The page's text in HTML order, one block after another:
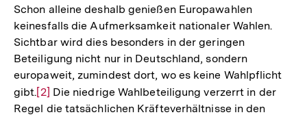
Schon alleine deshalb genießen Europawahlen
keinesfalls die Aufmerksamkeit nationaler Wahlen.
Sichtbar wird dies besonders in der geringen
Beteiligung nicht nur in Deutschland, sondern
europaweit, zumindest dort, wo es keine Wahlpflicht
gibt.Zur
Auflösung
[2] Die niedrige Wahlbeteiligung verzerrt in der
Regel die tatsächlichen Kräfteverhältnisse in den